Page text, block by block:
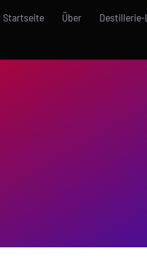
Startseite Über